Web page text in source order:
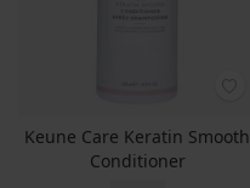
Keune Care Keratin Smooth
Conditioner